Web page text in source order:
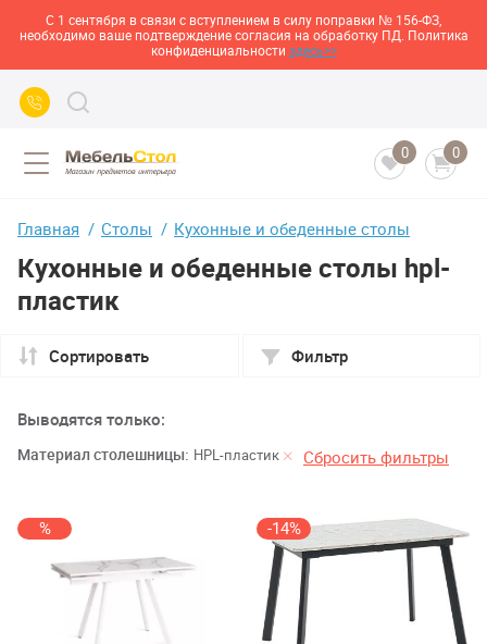
С 1 сентября в связи с вступлением в силу поправки № 156-ФЗ,
необходимо ваше подтверждение согласия на обработку ПД. Политика
конфиденциальности здесь>>
0 0
Главная Столы Кухонные и обеденные столы
Кухонные и обеденные столы hpl-
пластик
Сортировать Фильтр
Выводятся только:
Материал столешницы: HPL-пластик Сбросить фильтры
% -14%